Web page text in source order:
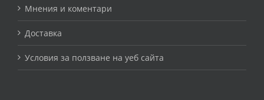
Мнения и коментари
Доставка
Условия за ползване на уеб сайта